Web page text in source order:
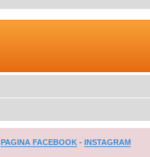
PAGINA FACEBOOK - INSTAGRAM